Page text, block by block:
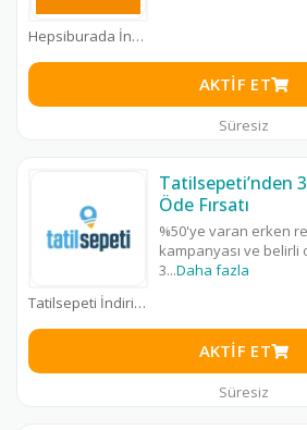
Hepsiburada İndirim Kodu
AKTIF ET
Süresiz
Tatilsepeti İndirim Kodu
Tatilsepeti’nden
Öde Fırsatı
%50'ye varan erken
kampanyası ve belirli
3...Daha fazla
AKTIF ET
Süresiz